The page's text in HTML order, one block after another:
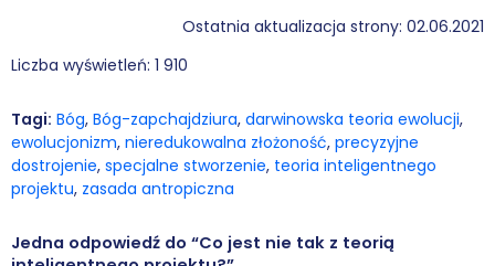
Ostatnia aktualizacja strony: 02.06.2021
Liczba wyświetleń: 1 910
Tagi: Bóg, Bóg-zapchajdziura, darwinowska teoria ewolucji,
ewolucjonizm, nieredukowalna złożoność, precyzyjne
dostrojenie, specjalne stworzenie, teoria inteligentnego
projektu, zasada antropiczna
Jedna odpowiedź do “Co jest nie tak z teorią